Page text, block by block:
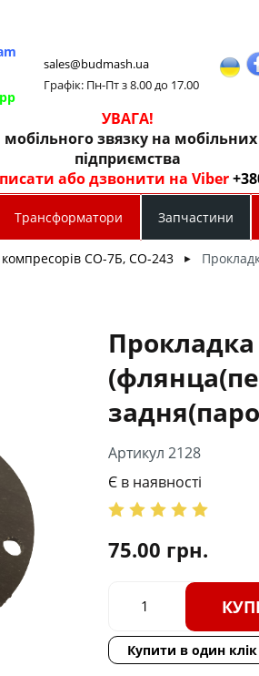
sales@budmash.ua
Графік: Пн-Пт з 8.00 до 17.00
УВАГА!
мобільного звязку на
підприємства
або дзвонити на Viber
Трансформатори Запчастини
СО-7Б, СО-243 ►
Артикул 2128
Є в наявності
75.00 грн.
Купити в один клік